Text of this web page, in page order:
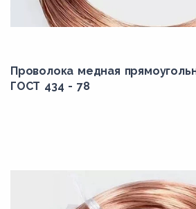
Проволока медная
ГОСТ 434 - 78